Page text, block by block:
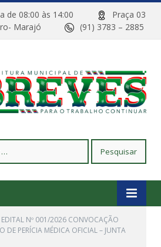
de 08:00 às 14:00
Praça 03
Marajó
(91) 3783 – 2885
EDITAL Nº 001/2026 CONVOCAÇÃO
DE PERÍCIA MÉDICA OFICIAL – JUNTA